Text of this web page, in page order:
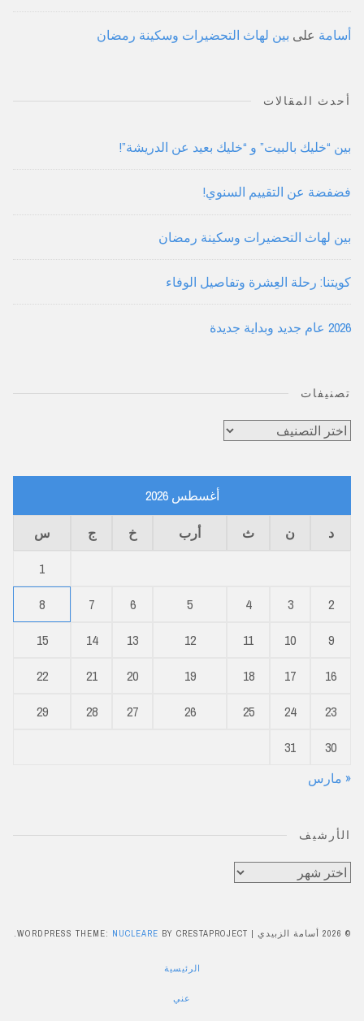
أسامة على بين لهاث التحضيرات وسكينة رمضان
أحدث المقالات
بين “خليك بالبيت” و “خليك بعيد عن الدريشة”!
فضفضة عن التقييم السنوي!
بين لهاث التحضيرات وسكينة رمضان
كويتنا: رحلة العِشرة وتفاصيل الوفاء
2026 عام جديد وبداية جديدة
تصنيفات
تصنيفات
أغسطس 2026
د ن ث أرب خ ج
س
1
2
3
4
5
6
7
8
9
10
11
12
13
14
15
16
17
18
19
20
21
22
23
24
25
26
27
28
29
30
31
« مارس
الأرشيف
الأرشيف
© 2026 أسامة الزبيدي |
WORDPRESS THEME: NUCLEARE BY CRESTAPROJECT.
الرئيسية
عني